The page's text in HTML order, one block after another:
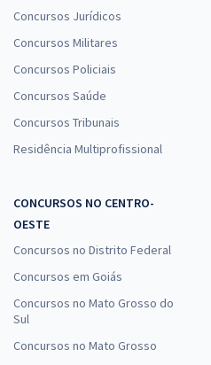
Concursos Jurídicos
Concursos Militares
Concursos Policiais
Concursos Saúde
Concursos Tribunais
Residência Multiprofissional
CONCURSOS NO CENTRO-
OESTE
Concursos no Distrito Federal
Concursos em Goiás
Concursos no Mato Grosso do
Sul
Concursos no Mato Grosso